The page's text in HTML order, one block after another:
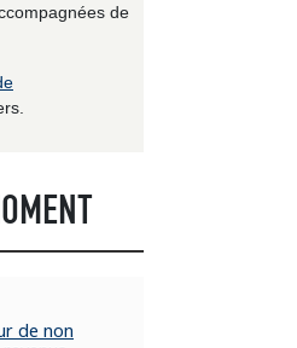
de
de non